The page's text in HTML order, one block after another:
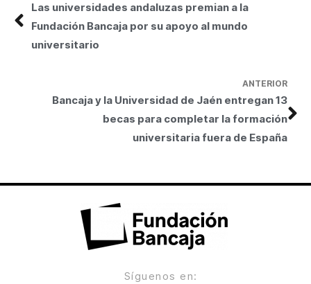
ANTERIOR
Bancaja y la Universidad de Jaén entregan 13
becas para completar la formación
universitaria fuera de España
Las universidades andaluzas premian a la
Fundación Bancaja por su apoyo al mundo
universitario
Síguenos en: